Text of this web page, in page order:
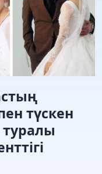
түскен